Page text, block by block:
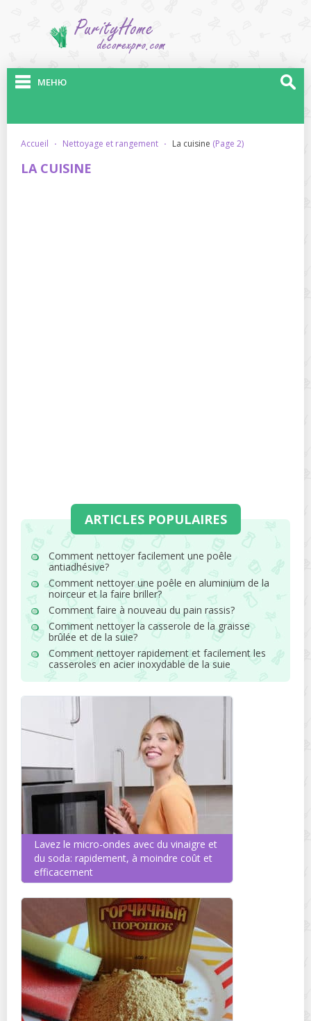
МЕНЮ
accueil · nettoyage et rangement · la cuisine (Page 2)
LA CUISINE
ARTICLES POPULAIRES
Comment nettoyer facilement une poêle
antiadhésive?
Comment nettoyer une poêle en aluminium de la
noirceur et la faire briller?
Comment faire à nouveau du pain rassis?
Comment nettoyer la casserole de la graisse
brûlée et de la suie?
Comment nettoyer rapidement et facilement les
casseroles en acier inoxydable de la suie
Lavez le micro-ondes avec du vinaigre et
du soda: rapidement, à moindre coût et
efficacement